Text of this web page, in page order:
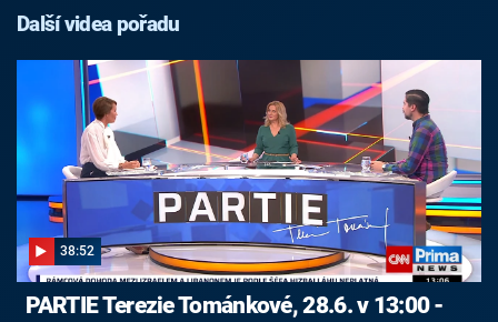
Další videa pořadu
38:52
PARTIE Terezie Tománkové, 28.6. v 13:00 -